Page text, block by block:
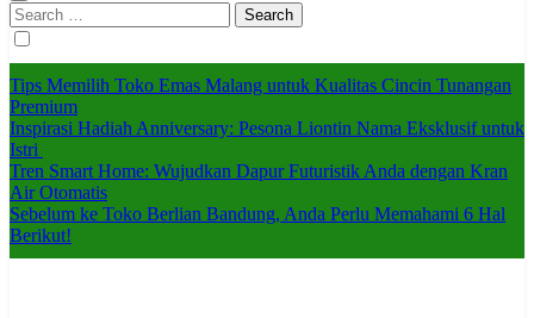
Search
for:
Tips Memilih Toko Emas Malang untuk Kualitas Cincin Tunangan
Premium
Inspirasi Hadiah Anniversary: Pesona Liontin Nama Eksklusif untuk
Istri
Tren Smart Home: Wujudkan Dapur Futuristik Anda dengan Kran
Air Otomatis
Sebelum ke Toko Berlian Bandung, Anda Perlu Memahami 6 Hal
Berikut!